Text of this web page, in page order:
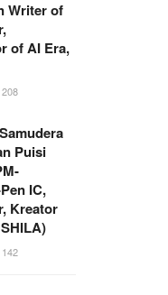
Writer of
of AI Era,
208
Puisi
IC,
Kreator
142